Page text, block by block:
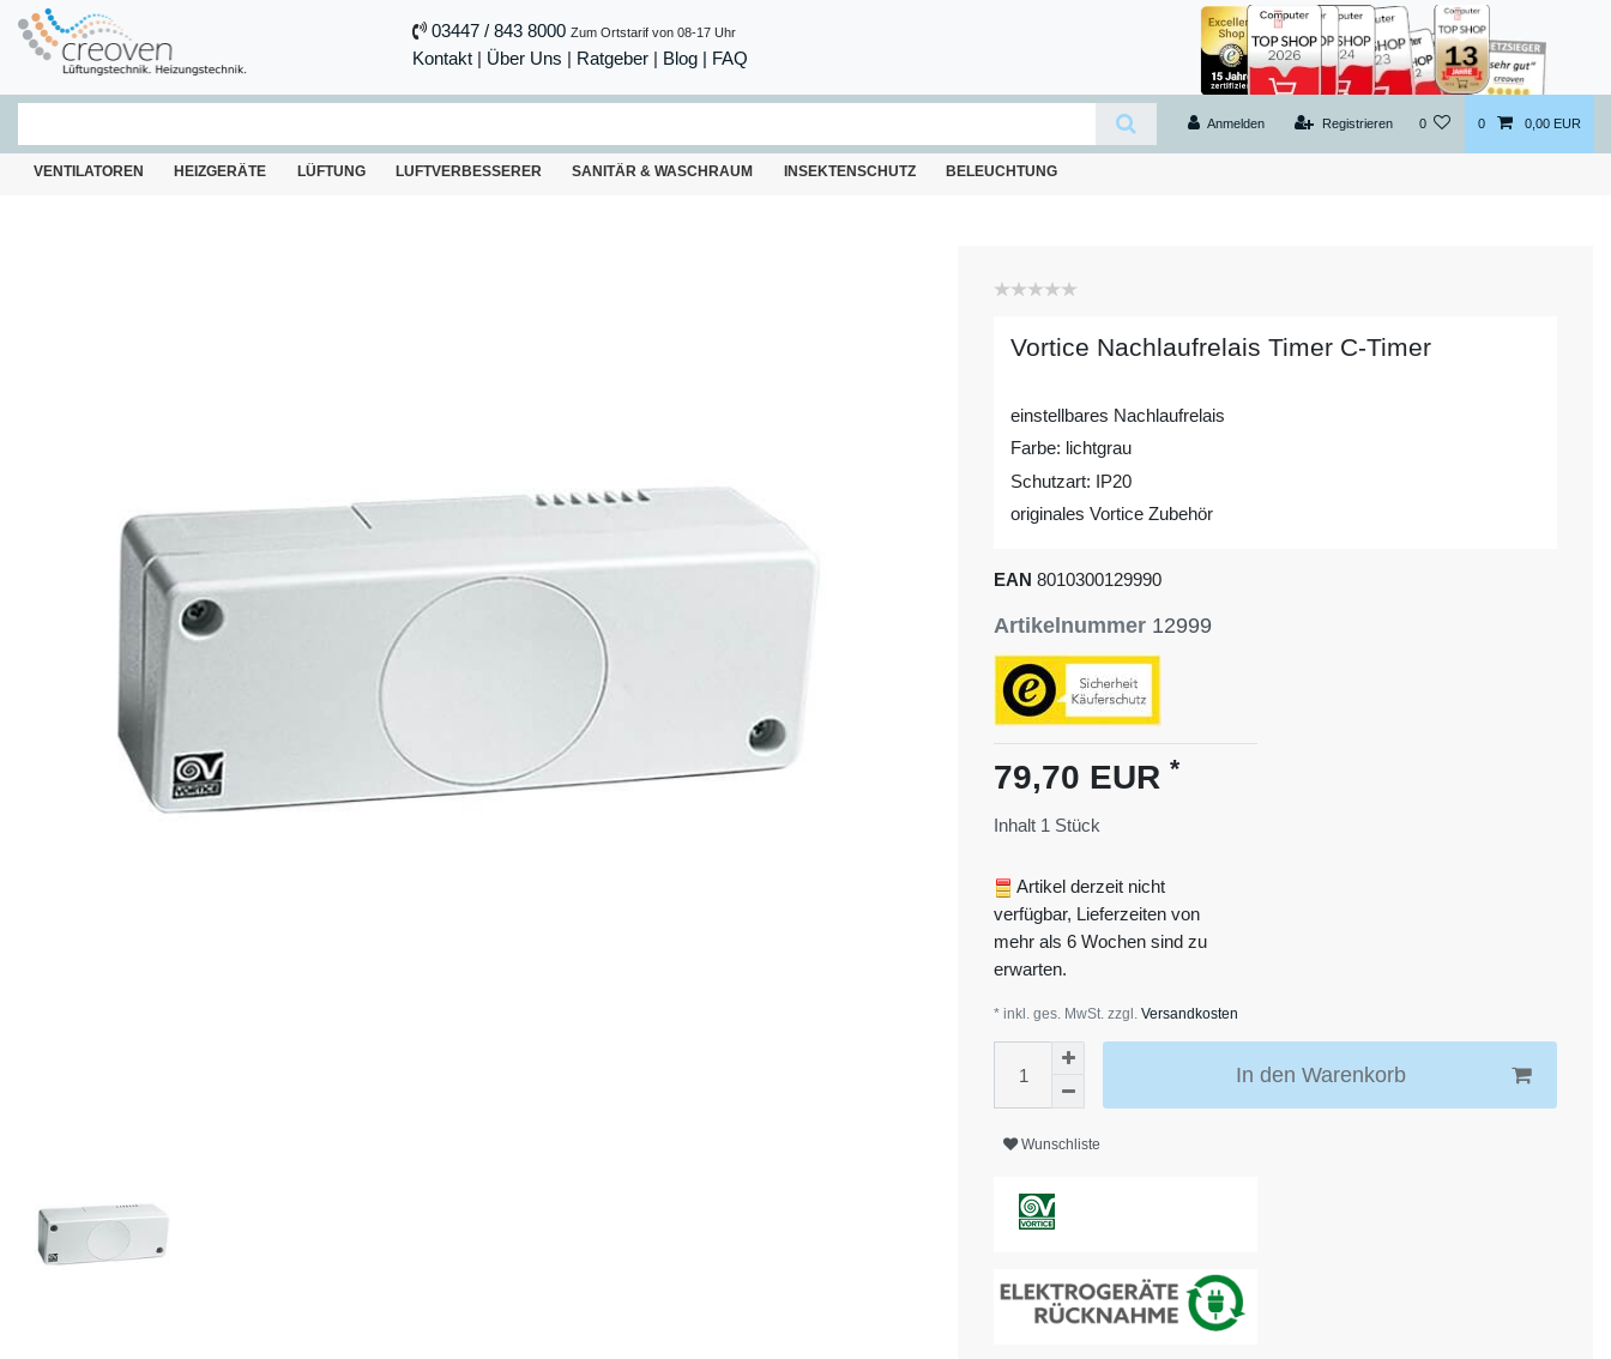
03447 / 843 8000 Zum Ortstarif von 08-17 Uhr
Kontakt| Über Uns | Ratgeber| Blog | FAQ
Anmelden Registrieren 0 0 0,00 EUR
VENTILATOREN HEIZGERÄTE LÜFTUNG LUFTVERBESSERER SANITÄR & WASCHRAUM INSEKTENSCHUTZ BELEUCHTUNG
Vortice Nachlaufrelais Timer C-Timer
einstellbares Nachlaufrelais
Farbe: lichtgrau
Schutzart: IP20
originales Vortice Zubehör
EAN 8010300129990
Artikelnummer 12999
79,70 EUR *
Inhalt 1 Stück
Artikel derzeit nicht
verfügbar, Lieferzeiten von
mehr als 6 Wochen sind zu
erwarten.
* inkl. ges. MwSt. zzgl. Versandkosten
In den Warenkorb
Wunschliste